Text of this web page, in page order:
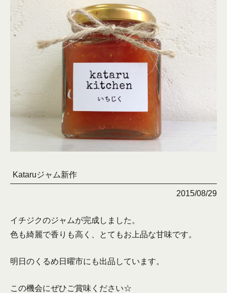
Kataruジャム新作
2015/08/29
イチジクのジャムが完成しました。
色も綺麗で香りも高く、とてもお上品な甘味です。
明日のくるめ日曜市にも出品しています。
この機会にぜひご賞味ください☆